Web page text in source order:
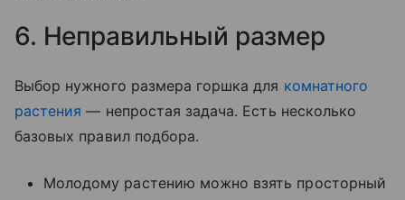
6. Неправильный размер
Выбор нужного размера горшка для комнатного
растения — непростая задача. Есть несколько
базовых правил подбора.
Молодому растению можно взять просторный